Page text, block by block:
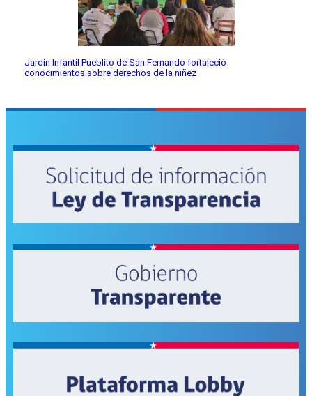
Jardín Infantil Pueblito de San Fernando fortaleció
conocimientos sobre derechos de la niñez